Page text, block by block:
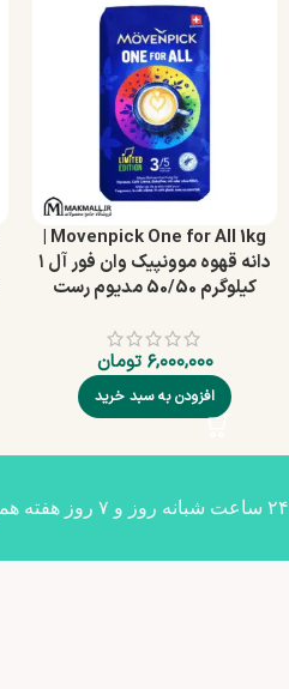
Movenpick One for All 1kg |
دانه قهوه موونپیک وان فور آل ۱
کیلوگرم 50/50 مدیوم رست
۶,۰۰۰,۰۰۰ تومان
افزودن به سبد خرید
۲۴ ساعت شبانه روز و ۷ روز هفته همراه شماییم